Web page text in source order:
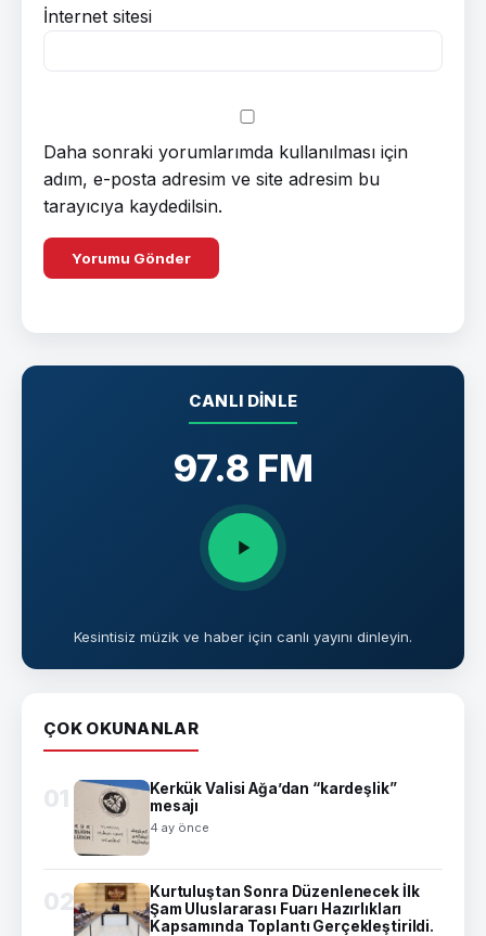
İnternet sitesi
Daha sonraki yorumlarımda kullanılması için
adım, e-posta adresim ve site adresim bu
tarayıcıya kaydedilsin.
CANLI DINLE
97.8 FM
Kesintisiz müzik ve haber için canlı yayını dinleyin.
ÇOK OKUNANLAR
01
Kerkük Valisi Ağa’dan “kardeşlik”
mesajı
4 ay önce
02
Kurtuluştan Sonra Düzenlenecek İlk
Şam Uluslararası Fuarı Hazırlıkları
Kapsamında Toplantı Gerçekleştirildi.